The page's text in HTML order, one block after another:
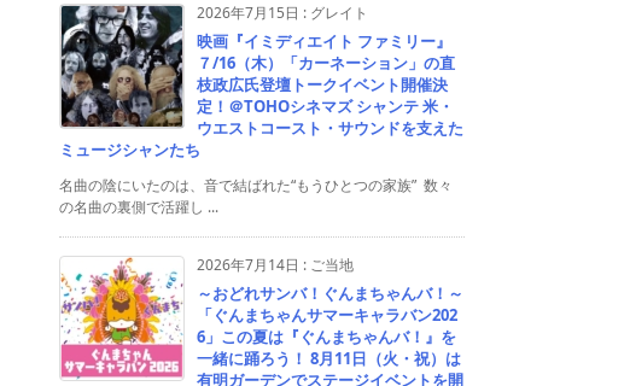
2026年7月15日 : グレイト
映画『イミディエイト ファミリー』
７/16（木）「カーネーション」の直
枝政広氏登壇トークイベント開催決
定！＠TOHOシネマズ シャンテ 米・
ウエストコースト・サウンドを支えた
ミュージシャンたち
名曲の陰にいたのは、音で結ばれた“もうひとつの家族” 数々
の名曲の裏側で活躍し ...
2026年7月14日 : ご当地
～おどれサンバ！ぐんまちゃんバ！～
「ぐんまちゃんサマーキャラバン202
6」この夏は『ぐんまちゃんバ！』を
一緒に踊ろう！ 8月11日（火・祝）は
有明ガーデンでステージイベントを開